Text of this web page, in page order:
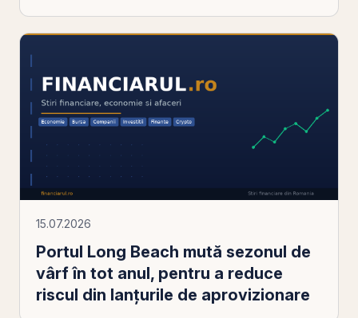
15.07.2026
Portul Long Beach mută sezonul de
vârf în tot anul, pentru a reduce
riscul din lanțurile de aprovizionare